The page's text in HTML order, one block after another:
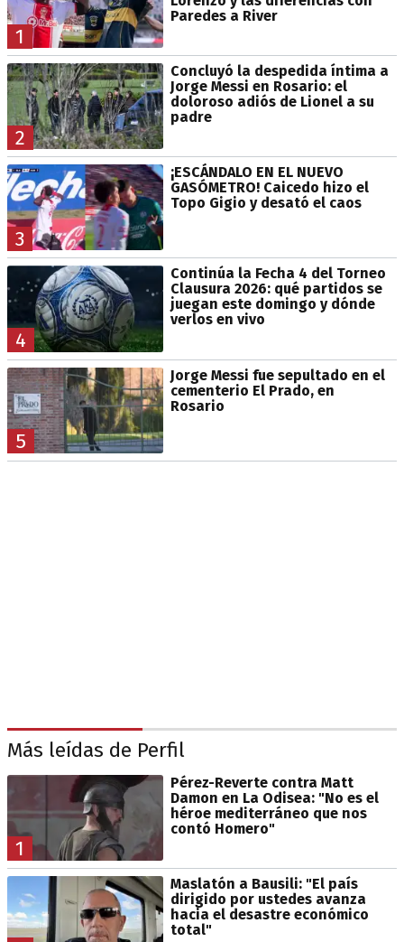
1
Paredes a River
2
Concluyó la despedida íntima a
Jorge Messi en Rosario: el
doloroso adiós de Lionel a su
padre
3
¡ESCÁNDALO EN EL NUEVO
GASÓMETRO! Caicedo hizo el
Topo Gigio y desató el caos
4
Continúa la Fecha 4 del Torneo
Clausura 2026: qué partidos se
juegan este domingo y dónde
verlos en vivo
5
Jorge Messi fue sepultado en el
cementerio El Prado, en
Rosario
Más leídas de Perfil
1
Pérez-Reverte contra Matt
Damon en La Odisea: "No es el
héroe mediterráneo que nos
contó Homero"
Maslatón a Bausili: "El país
dirigido por ustedes avanza
hacia el desastre económico
total"